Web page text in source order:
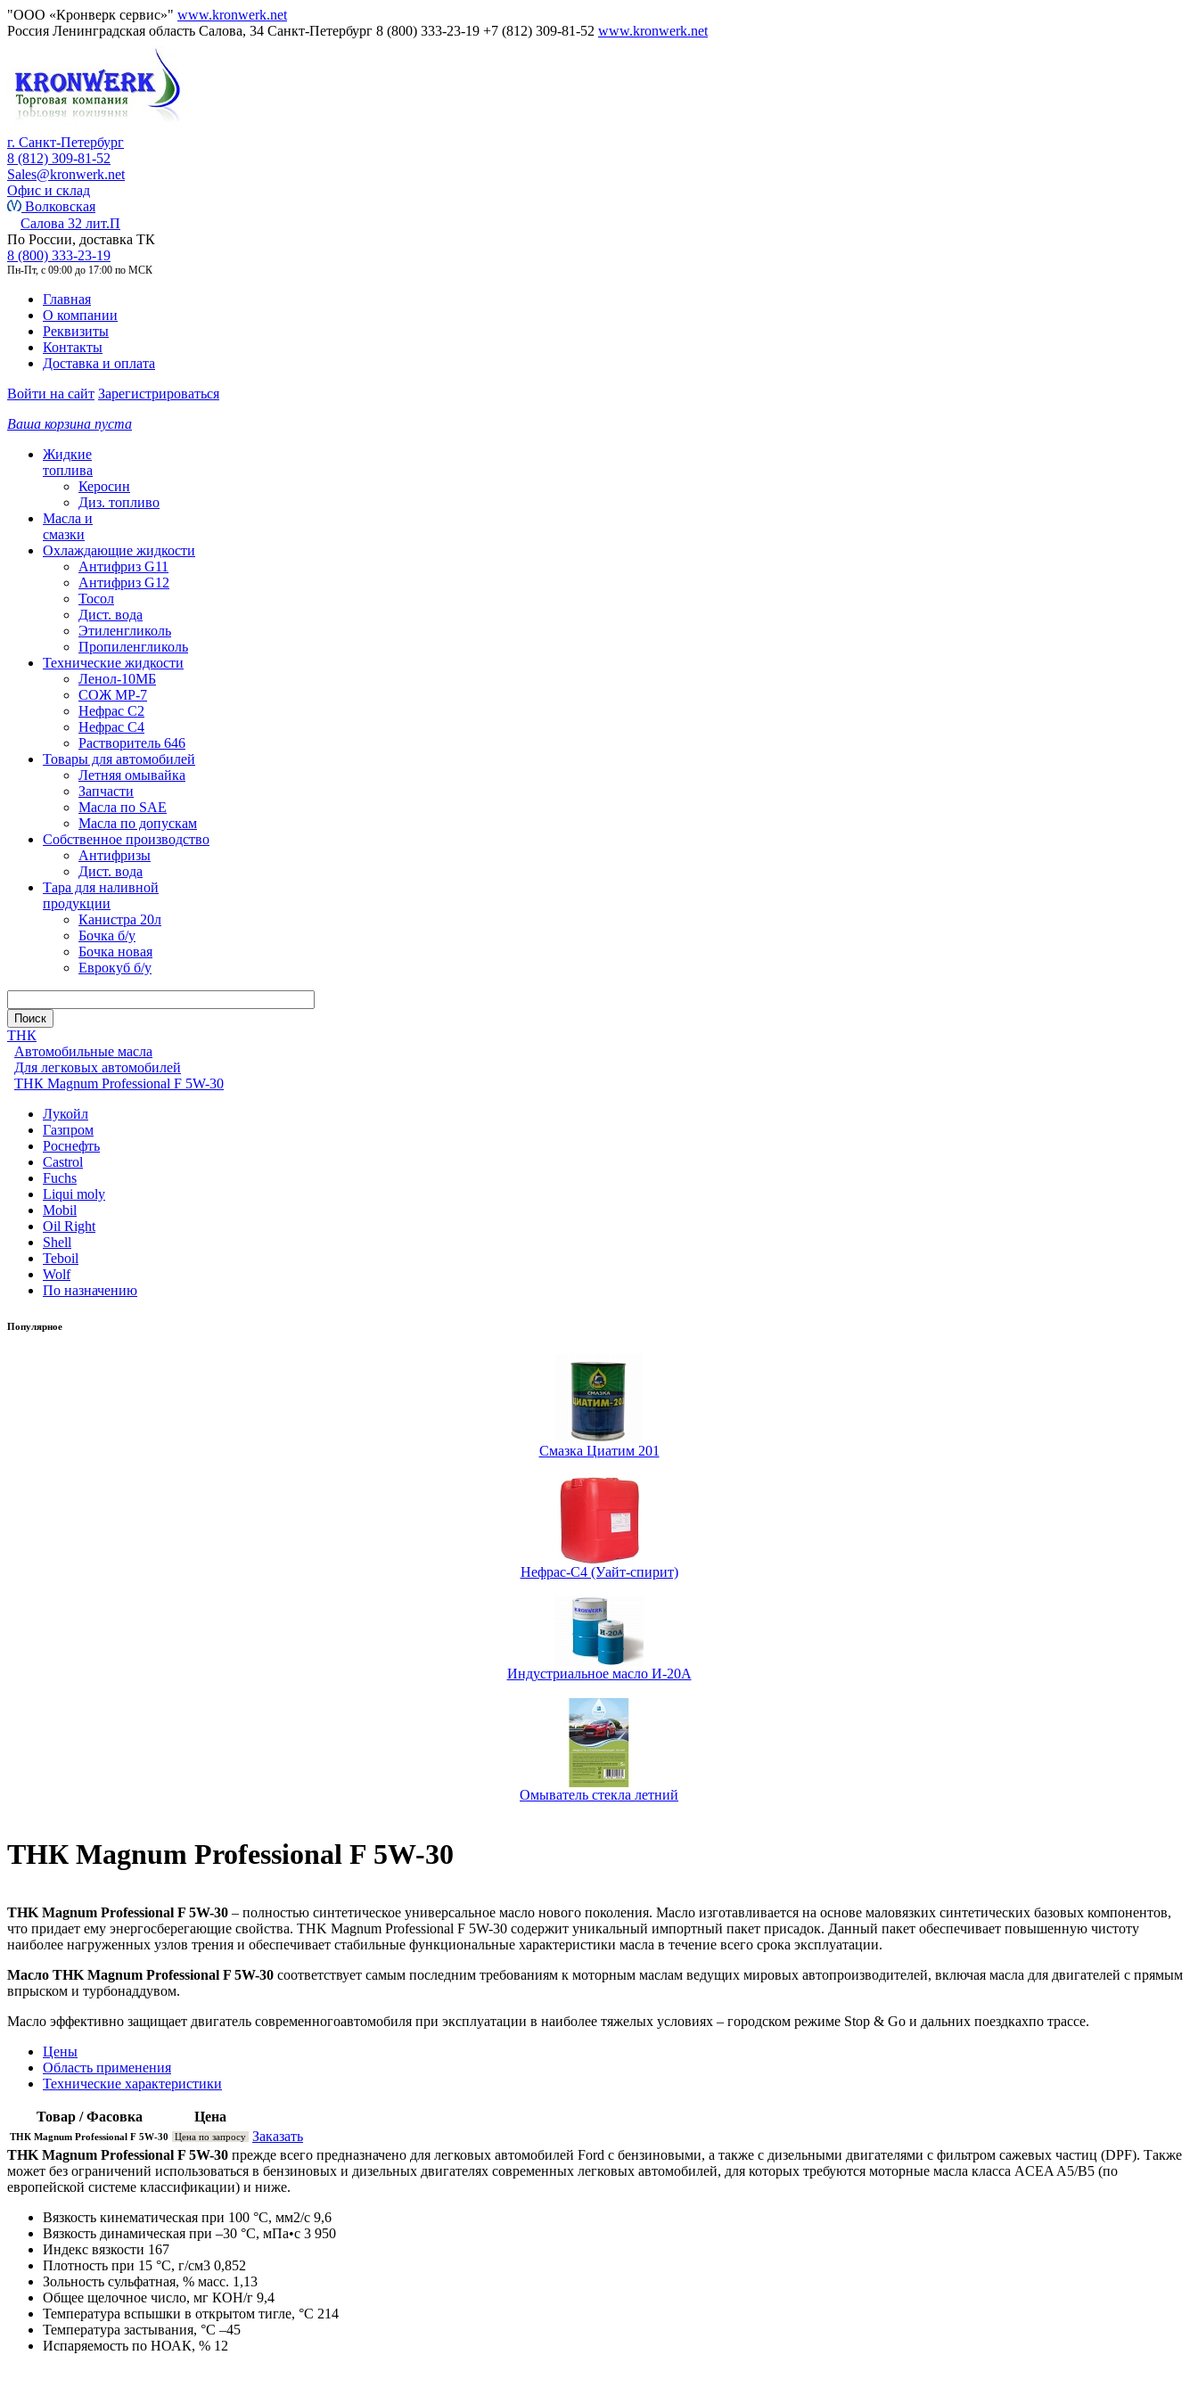
"ООО «Кронверк сервис»" www.kronwerk.net
Россия Ленинградская область Салова, 34 Санкт-Петербург 8 (800) 333-23-19 +7 (812) 309-81-52 www.kronwerk.net
г. Санкт-Петербург
8 (812) 309-81-52
Sales@kronwerk.net
Офис и склад
Волковская
Салова 32 лит.П
По России, доставка ТК
8 (800) 333-23-19
Пн-Пт, с 09:00 до 17:00 по МСК
Главная
О компании
Реквизиты
Контакты
Доставка и оплата
Войти на сайт Зарегистрироваться
Ваша корзина пуста
Жидкие
топлива
Керосин
Диз. топливо
Масла и
смазки
Охлаждающие жидкости
Антифриз G11
Антифриз G12
Тосол
Дист. вода
Этиленгликоль
Пропиленгликоль
Технические жидкости
Ленол-10МБ
СОЖ МР-7
Нефрас С2
Нефрас С4
Растворитель 646
Товары для автомобилей
Летняя омывайка
Запчасти
Масла по SAE
Масла по допускам
Собственное производство
Антифризы
Дист. вода
Тара для наливной
продукции
Канистра 20л
Бочка б/у
Бочка новая
Еврокуб б/у
ТНК
Автомобильные масла
Для легковых автомобилей
ТНК Magnum Professional F 5W-30
Лукойл
Газпром
Роснефть
Castrol
Fuchs
Liqui moly
Mobil
Oil Right
Shell
Teboil
Wolf
По назначению
Популярное
Смазка Циатим 201
Нефрас-С4 (Уайт-спирит)
Индустриальное масло И-20А
Омыватель стекла летний
ТНК Magnum Professional F 5W-30
THK Magnum Professional F 5W-30 – полностью синтетическое универсальное масло нового поколения. Масло изготавливается на основе маловязких синтетических базовых компонентов,
что придает ему энергосберегающие свойства. THK Magnum Professional F 5W-30 содержит уникальный импортный пакет присадок. Данный пакет обеспечивает повышенную чистоту
наиболее нагруженных узлов трения и обеспечивает стабильные функциональные характеристики масла в течение всего срока эксплуатации.
Масло THK Magnum Professional F 5W-30 соответствует самым последним требованиям к моторным маслам ведущих мировых автопроизводителей, включая масла для двигателей с прямым
впрыском и турбонаддувом.
Масло эффективно защищает двигатель современногоавтомобиля при эксплуатации в наиболее тяжелых условиях – городском режиме Stop & Go и дальних поездкахпо трассе.
Цены
Область применения
Технические характеристики
Товар / Фасовка Цена
ТНК Magnum Professional F 5W-30 Цена по запросу Заказать
THK Magnum Professional F 5W-30 прежде всего предназначено для легковых автомобилей Ford с бензиновыми, а также с дизельными двигателями с фильтром сажевых частиц (DPF). Также
может без ограничений использоваться в бензиновых и дизельных двигателях современных легковых автомобилей, для которых требуются моторные масла класса ACEA A5/B5 (по
европейской системе классификации) и ниже.
Вязкость кинематическая при 100 °С, мм2/с 9,6
Вязкость динамическая при –30 °С, мПа•с 3 950
Индекс вязкости 167
Плотность при 15 °С, г/см3 0,852
Зольность сульфатная, % масс. 1,13
Общее щелочное число, мг КОН/г 9,4
Температура вспышки в открытом тигле, °С 214
Температура застывания, °С –45
Испаряемость по НОАК, % 12